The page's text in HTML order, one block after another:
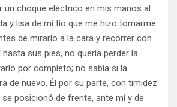
un choque eléctrico en mis manos al
y lisa de mí tío que me hizo tomarme
de mirarlo a la cara y recorrer con
sus pies, no quería perder la
por completo; no sabía si la
de nuevo. Él por su parte, con timidez
posicionó de frente, ante mí y de